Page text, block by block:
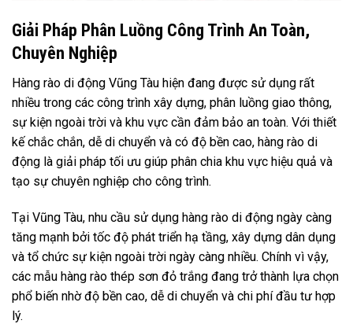
Giải Pháp Phân Luồng Công Trình An Toàn,
Chuyên Nghiệp
Hàng rào di động Vũng Tàu hiện đang được sử dụng rất
nhiều trong các công trình xây dựng, phân luồng giao thông,
sự kiện ngoài trời và khu vực cần đảm bảo an toàn. Với thiết
kế chắc chắn, dễ di chuyển và có độ bền cao, hàng rào di
động là giải pháp tối ưu giúp phân chia khu vực hiệu quả và
tạo sự chuyên nghiệp cho công trình.
Tại Vũng Tàu, nhu cầu sử dụng hàng rào di động ngày càng
tăng mạnh bởi tốc độ phát triển hạ tầng, xây dựng dân dụng
và tổ chức sự kiện ngoài trời ngày càng nhiều. Chính vì vậy,
các mẫu hàng rào thép sơn đỏ trắng đang trở thành lựa chọn
phổ biến nhờ độ bền cao, dễ di chuyển và chi phí đầu tư hợp
lý.